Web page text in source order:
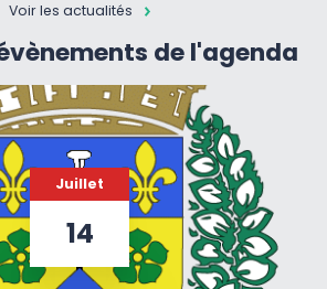
Voir les actualités
de l'agenda
Juillet
14